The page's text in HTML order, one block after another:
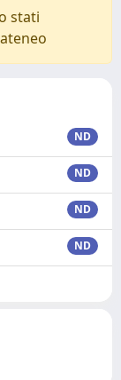
stati
ND
ND
ND
ND